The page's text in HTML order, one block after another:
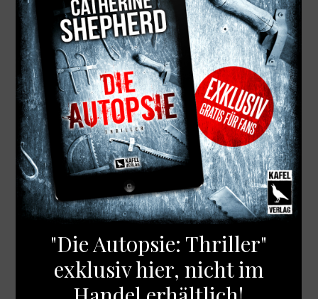
Mittagsmagazin war ich unglaublich aufgeregt.
Am 01.03. ging es dann in Richtung Mainz. Auf
dem ZDF-Campus wurde ich sehr nett begrüsst
und dann gingen die Vorbereitungen los: die
Maske, Vorgespräche mit der Redakteurin und...
Blog via E-Mail abonnieren
Gib deine E-Mail-Adresse an, um diesen Blog
zu abonnieren und Benachrichtigungen über
neue Beiträge via E-Mail zu erhalten.
E-
Mail-
Adresse
ABONNIEREN